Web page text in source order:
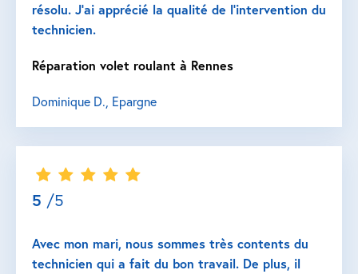
résolu. J’ai apprécié la qualité de l’intervention du
technicien.
Réparation volet roulant à Rennes
Dominique D., Epargne
5 /5
Avec mon mari, nous sommes très contents du
technicien qui a fait du bon travail. De plus, il